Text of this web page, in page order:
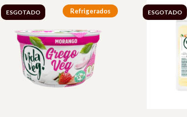
Refrigerados
ESGOTADO ESGOTADO